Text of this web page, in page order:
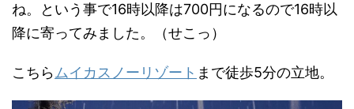
ね。という事で16時以降は700円になるので16時以
降に寄ってみました。（せこっ）
こちら ムイカスノーリゾート まで徒歩5分の立地。